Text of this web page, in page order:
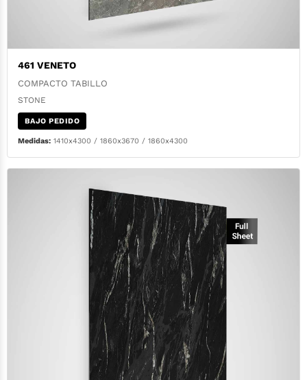
461 VENETO
COMPACTO TABILLO
STONE
BAJO PEDIDO
Medidas:1410x4300 / 1860x3670 / 1860x4300